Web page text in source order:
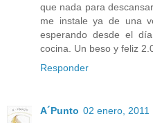
que nada para
me instale ya de una
esperando desde el
cocina. Un beso y feliz
Responder
A´Punto 02 enero, 2011